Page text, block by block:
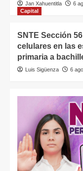
Jan Xahuentitla
6
Capital
SNTE Sección
celulares en las
primaria a
Luis Sigüenza 6